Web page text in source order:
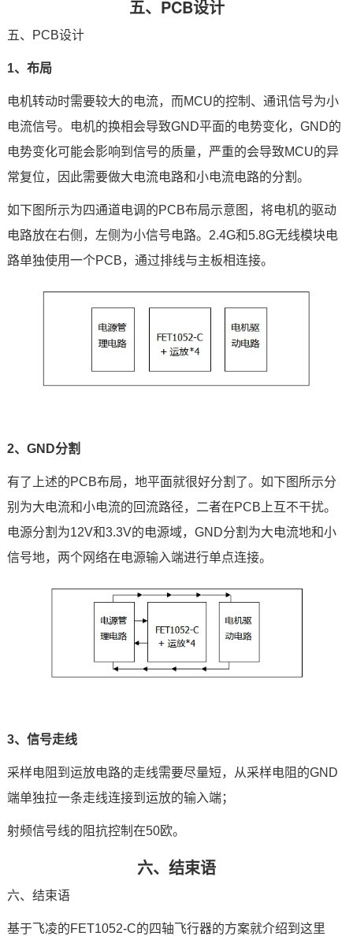
五、PCB设计
五、PCB设计
1、布局
电机转动时需要较大的电流，而MCU的控制、通讯信号为小
电流信号。电机的换相会导致GND平面的电势变化，GND的
电势变化可能会影响到信号的质量，严重的会导致MCU的异
常复位，因此需要做大电流电路和小电流电路的分割。
如下图所示为四通道电调的PCB布局示意图，将电机的驱动
电路放在右侧，左侧为小信号电路。2.4G和5.8G无线模块电
路单独使用一个PCB，通过排线与主板相连接。
2、GND分割
有了上述的PCB布局，地平面就很好分割了。如下图所示分
别为大电流和小电流的回流路径，二者在PCB上互不干扰。
电源分割为12V和3.3V的电源域，GND分割为大电流地和小
信号地，两个网络在电源输入端进行单点连接。
3、信号走线
采样电阻到运放电路的走线需要尽量短，从采样电阻的GND
端单独拉一条走线连接到运放的输入端；
射频信号线的阻抗控制在50欧。
六、结束语
六、结束语
基于飞凌的FET1052-C的四轴飞行器的方案就介绍到这里